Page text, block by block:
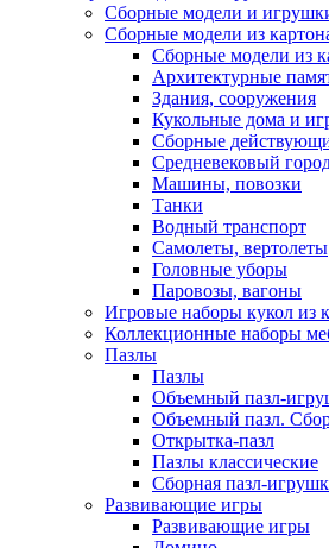
Сборные модели и
Сборные модели из
Сборные модели из
Архитектурные
Здания, сооружения
Кукольные дома и
Сборные
Средневековый
Машины, повозки
Танки
Водный транспорт
Самолеты, вертолеты
Головные уборы
Паровозы, вагоны
Игровые наборы кукол из
Коллекционные наборы
Пазлы
Пазлы
Объемный пазл-
Объемный пазл.
Открытка-пазл
Пазлы классические
Сборная пазл-
Развивающие игры
Развивающие игры